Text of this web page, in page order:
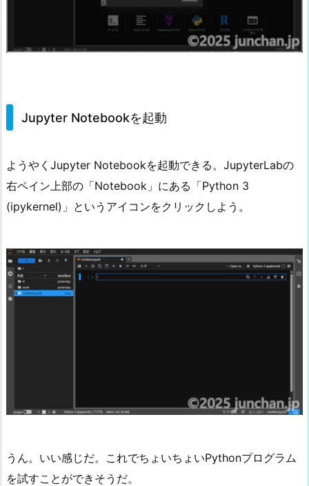
Jupyter Notebookを起動
ようやくJupyter Notebookを起動できる。JupyterLabの
右ペイン上部の「Notebook」にある「Python 3
(ipykernel)」というアイコンをクリックしよう。
うん。いい感じだ。これでちょいちょいPythonプログラム
を試すことができそうだ。